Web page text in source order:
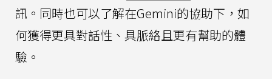
訊。同時也可以了解在Gemini的協助下，如
何獲得更具對話性、具脈絡且更有幫助的體
驗。